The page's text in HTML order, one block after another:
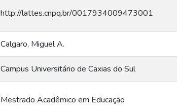
http://lattes.cnpq.br/0017934009473001
Calgaro, Miguel A.
Campus Universitário de Caxias do Sul
Mestrado Acadêmico em Educação